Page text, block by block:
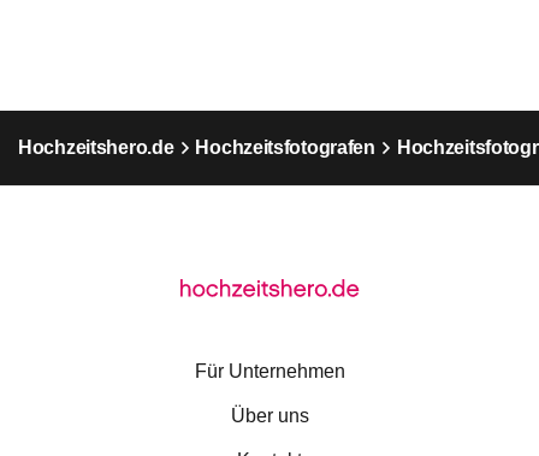
Hochzeitshero.de Hochzeitsfotografen
Für Unternehmen
Über uns